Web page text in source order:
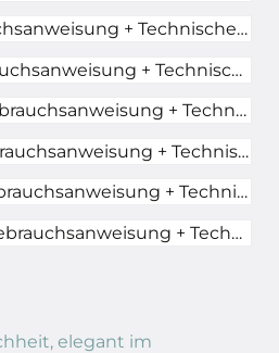
Albrolino - Gebrauchsanweisung + Technisches Datenblatt
SA EcoGrip - Gebrauchsanweisung + Technisches Datenblatt
SA Mica Stone - Gebrauchsanweisung + Technisches Datenblatt
SA Mica Gold - Gebrauchsanweisung + Technisches Datenblatt
SA Mica Claire - Gebrauchsanweisung + Technisches Datenblatt
SA Mica Pabora - Gebrauchsanweisung + Technisches Datenblatt
elegant im